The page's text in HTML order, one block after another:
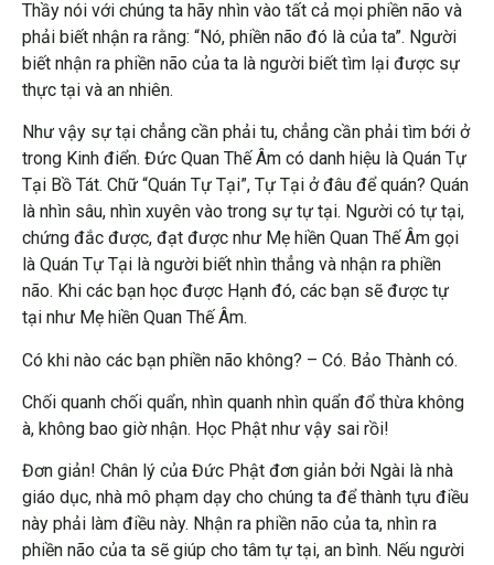
Thầy nói với chúng ta hãy nhìn vào tất cả mọi phiền não và
phải biết nhận ra rằng: “Nó, phiền não đó là của ta”. Người
biết nhận ra phiền não của ta là người biết tìm lại được sự
thực tại và an nhiên.
Như vậy sự tại chẳng cần phải tu, chẳng cần phải tìm bới ở
trong Kinh điển. Đức Quan Thế Âm có danh hiệu là Quán Tự
Tại Bồ Tát. Chữ “Quán Tự Tại”, Tự Tại ở đâu để quán? Quán
là nhìn sâu, nhìn xuyên vào trong sự tự tại. Người có tự tại,
chứng đắc được, đạt được như Mẹ hiền Quan Thế Âm gọi
là Quán Tự Tại là người biết nhìn thẳng và nhận ra phiền
não. Khi các bạn học được Hạnh đó, các bạn sẽ được tự
tại như Mẹ hiền Quan Thế Âm.
Có khi nào các bạn phiền não không? – Có. Bảo Thành có.
Chối quanh chối quẩn, nhìn quanh nhìn quẩn đổ thừa không
à, không bao giờ nhận. Học Phật như vậy sai rồi!
Đơn giản! Chân lý của Đức Phật đơn giản bởi Ngài là nhà
giáo dục, nhà mô phạm dạy cho chúng ta để thành tựu điều
này phải làm điều này. Nhận ra phiền não của ta, nhìn ra
phiền não của ta sẽ giúp cho tâm tự tại, an bình. Nếu người